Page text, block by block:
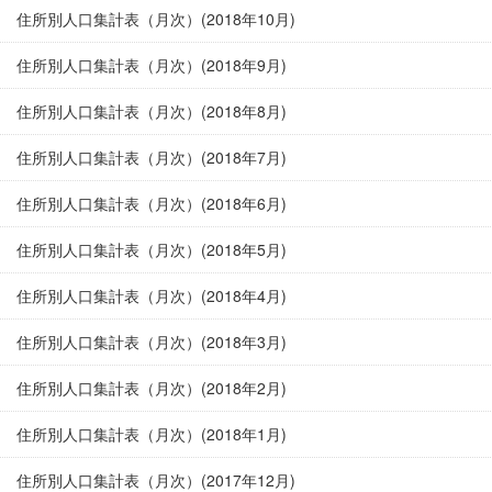
住所別人口集計表（月次）(2018年10月)
住所別人口集計表（月次）(2018年9月)
住所別人口集計表（月次）(2018年8月)
住所別人口集計表（月次）(2018年7月)
住所別人口集計表（月次）(2018年6月)
住所別人口集計表（月次）(2018年5月)
住所別人口集計表（月次）(2018年4月)
住所別人口集計表（月次）(2018年3月)
住所別人口集計表（月次）(2018年2月)
住所別人口集計表（月次）(2018年1月)
住所別人口集計表（月次）(2017年12月)